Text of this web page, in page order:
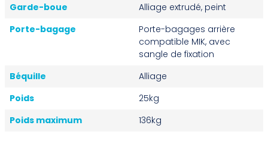
Garde-boue
Alliage extrudé, peint
Porte-bagage
Porte-bagages arrière
compatible MIK, avec
sangle de fixation
Béquille
Alliage
Poids
25kg
Poids maximum
136kg